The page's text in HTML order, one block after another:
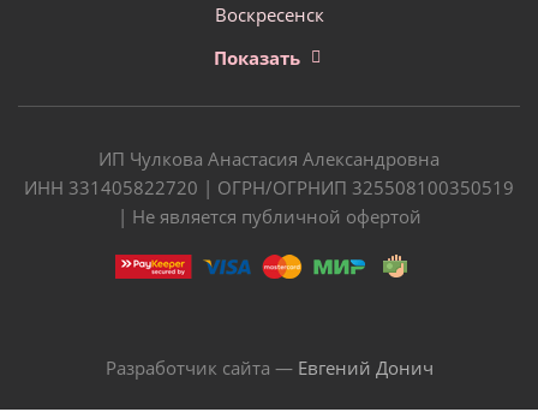
Воскресенск
Показать
ИП Чулкова Анастасия Александровна
ИНН 331405822720 | ОГРН/ОГРНИП 325508100350519
| Не является публичной офертой
Разработчик сайта — Евгений Донич